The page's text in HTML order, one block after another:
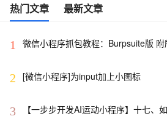
热门文章 最新文章
1 微信小程序抓包教程：Burpsuite版
2 [微信小程序]为input加上小图标
3
【一步步开发AI运动小程序】十七、